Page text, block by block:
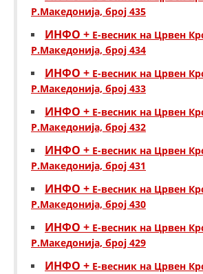
Р.Македонија, број 435
ИНФО + Е-весник на Црвен
Р.Македонија, број 434
ИНФО + Е-весник на Црвен
Р.Македонија, број 433
ИНФО + Е-весник на Црвен
Р.Македонија, број 432
ИНФО + Е-весник на Црвен
Р.Македонија, број 431
ИНФО + Е-весник на Црвен
Р.Македонија, број 430
ИНФО + Е-весник на Црвен
Р.Македонија, број 429
ИНФО + Е-весник на Црвен